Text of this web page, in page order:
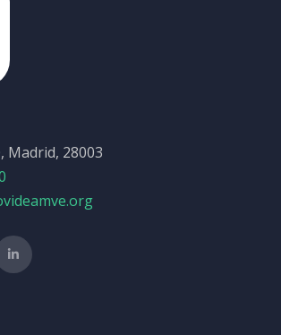
Madrid, 28003